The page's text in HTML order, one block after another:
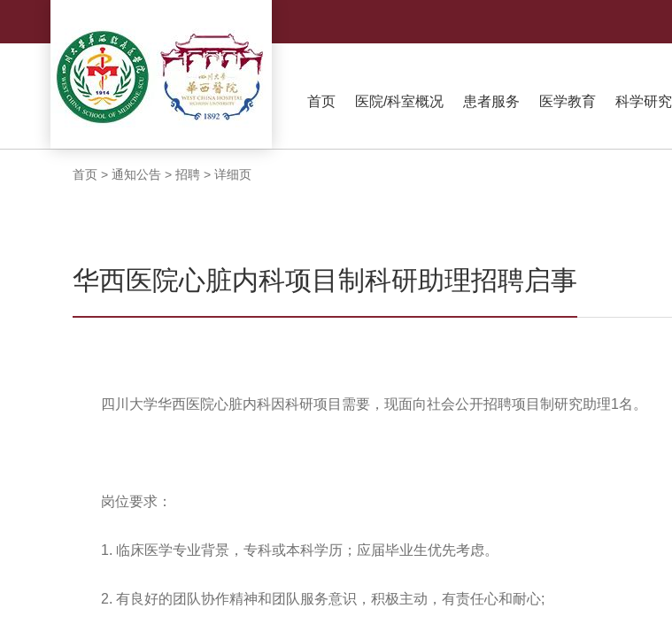
首页 医院/科室概况 患者服务 医学教育 科学研究
首页 > 通知公告 > 招聘 > 详细页
华西医院心脏内科项目制科研助理招聘启事
四川大学华西医院心脏内科因科研项目需要，现面向社会公开招聘项目制研究助理1名。
岗位要求：
1. 临床医学专业背景，专科或本科学历； 应届毕业生优先考虑。
2. 有良好的团队协作精神和团队服务意识，积极主动，有责任心和耐心;